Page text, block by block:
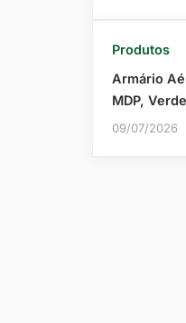
Produtos
Armário
MDP,
09/07/2026